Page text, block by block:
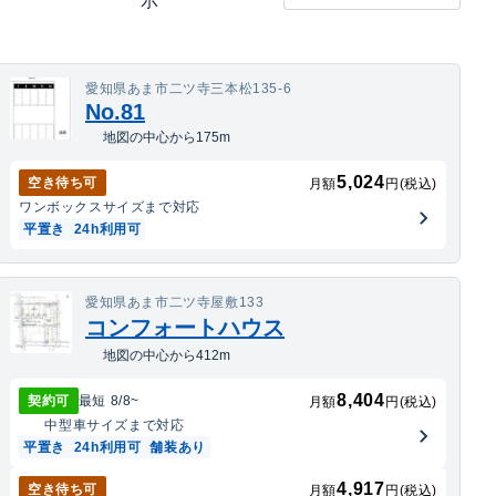
愛知県あま市二ツ寺三本松135-6
No.81
地図の中心から175m
空き待ち可 月額5,024 円(税込)
ワンボックスサイズまで対応
平置き
24h利用可
愛知県あま市二ツ寺屋敷133
コンフォートハウス
地図の中心から412m
契約可 最短 8/8~ 月額8,404 円(税込)
中型車サイズまで対応
平置き
24h利用可 舗装あり
空き待ち可 月額4,917 円(税込)